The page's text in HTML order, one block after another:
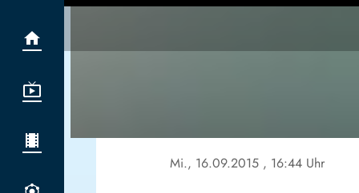
Mi., 16.09.2015 , 16:44 Uhr